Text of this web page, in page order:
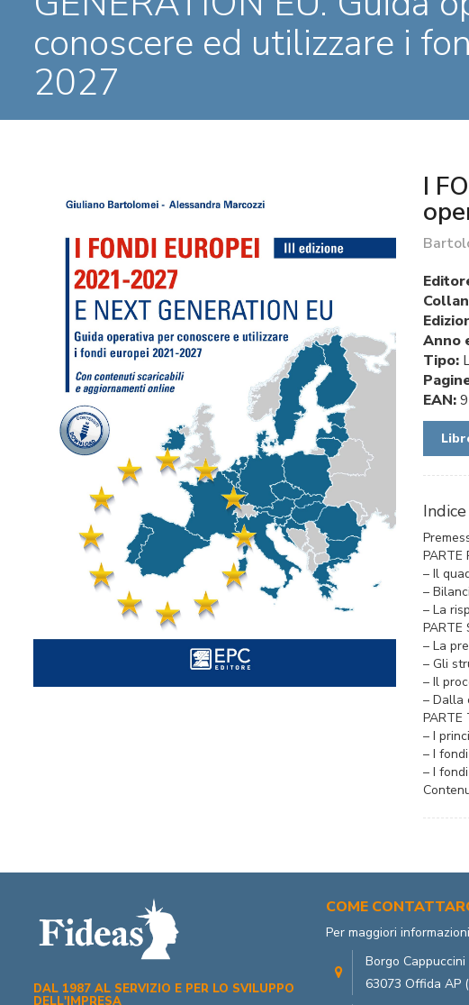
conoscere ed utilizzare i
2027
I
Anno
Tipo:
EAN:
Indice
PARTE
– Il
–
– La
PARTE
– La
– Gli
– Il
– Dalla
PARTE
– I
– I
– I
DAL 1987 AL SERVIZIO E PER LO SVILUPPO
DELL'IMPRESA
COME
Per maggiori
Borgo Cappuccini
63073 Offida AP